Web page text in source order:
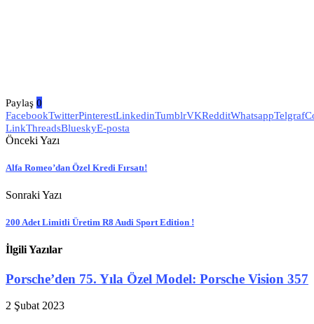
Paylaş 0
FacebookTwitterPinterestLinkedinTumblrVKRedditWhatsappTelgraf
LinkThreadsBlueskyE-posta
Önceki Yazı
Alfa Romeo’dan Özel Kredi Fırsatı!
Sonraki Yazı
200 Adet Limitli Üretim R8 Audi Sport Edition !
İlgili Yazılar
Porsche’den 75. Yıla Özel Model: Porsche Vision 357
2 Şubat 2023